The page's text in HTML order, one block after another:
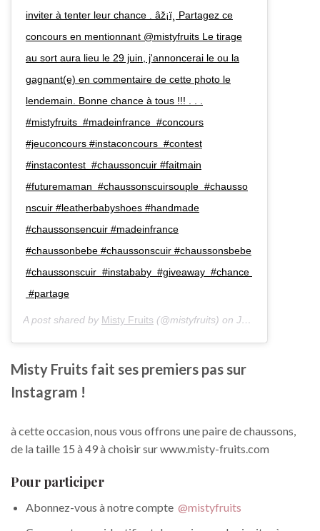
inviter à tenter leur chance . âž¡ï¸ Partagez ce
concours en mentionnant @mistyfruits Le tirage
au sort aura lieu le 29 juin, j'annoncerai le ou la
gagnant(e) en commentaire de cette photo le
lendemain. Bonne chance à tous !!! . . .
#mistyfruits #madeinfrance #concours
#jeuconcours #instaconcours #contest
#instacontest #chaussoncuir #faitmain
#futuremaman #chaussonscuirsouple #chausso
nscuir #leatherbabyshoes #handmade
#chaussonsencuir #madeinfrance
#chaussonbebe #chaussonscuir #chaussonsbebe
#chaussonscuir #instababy #giveaway #chance
#partage
A post shared by Misty Fruits (@mistyfruits) on Jun 8, 2017 at 3:51am PDT
Misty Fruits fait ses premiers pas sur
Instagram !
à cette occasion, nous vous offrons une paire de chaussons,
de la taille 15 à 49 à choisir sur www.misty-fruits.com
Pour participer
Abonnez-vous à notre compte @mistyfruits